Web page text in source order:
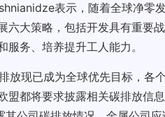
表示，随着全球净零
六大策略，包括开发具有重要
服务、培养提升工人能力。
放现已成为全球优先目标，
盟都将要求披露相关碳排放信